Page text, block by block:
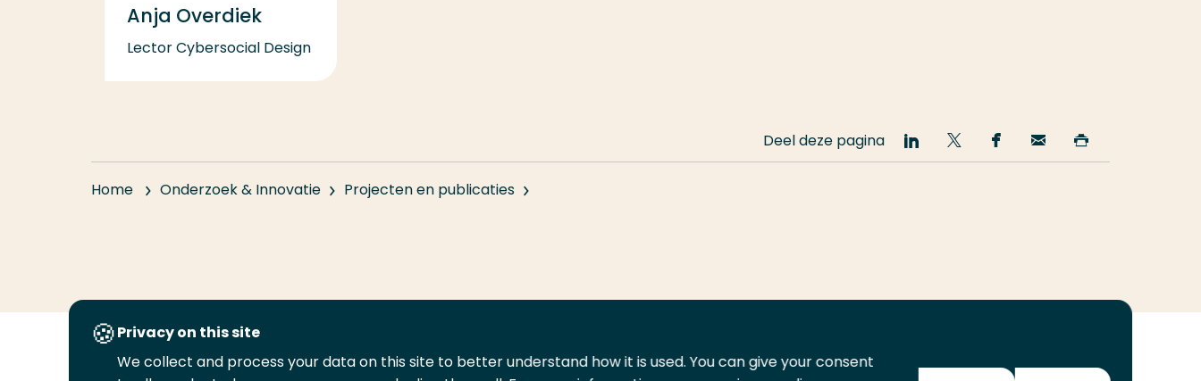
Anja Overdiek
Lector Cybersocial Design
Home Onderzoek & Innovatie Projecten en publicaties
Deel deze pagina
Deel
op
Deel
op
Deel
op
Email
deze deze
VolgVolgVolgVolg
Privacy on this site
We collect and process your data on this site to better understand how it is used. You can give your consent